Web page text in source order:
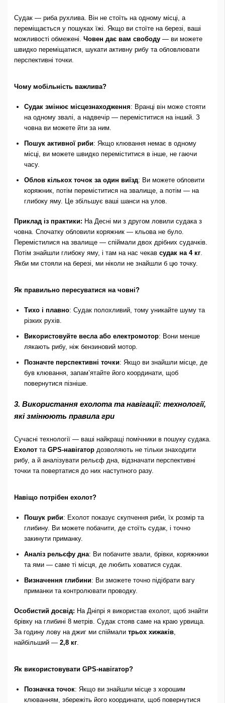
Судак — риба рухлива. Він не стоїть на одному місці, а
переміщається у пошуках їжі. Якщо ви стоїте на березі, ваші
можливості обмежені. Човен дає вам свободу— ви можете
швидко переміщатися, шукати активну рибу та обловлювати
перспективні точки.
Чому мобільність важлива?
Судак змінює місцезнаходження: Вранці він може стояти
на одному звалі, а надвечір — переміститися на інший. З
човна ви можете йти за ним.
Пошук активної риби: Якщо клювання немає в одному
місці, ви можете швидко переміститися в інше, не гаючи
часу.
Облов кількох точок за один виїзд: Ви можете обловити
коряжник, потім переміститися на звалище, а потім — на
глибоку яму. Це збільшує ваші шанси на улов.
Приклад із практики: На Десні ми з другом ловили судака з
човна. Спочатку обловили коряжник — кльова не було.
Перемістилися на звалище — спіймали двох дрібних судачків.
Потім знайшли глибоку яму, і там на нас чекав судак на 4 кг.
Якби ми стояли на березі, ми ніколи не знайшли б цю точку.
Як правильно пересуватися на човні?
Тихо і плавно: Судак полохливий, тому уникайте шуму та
різких рухів.
Використовуйте весла або електромотор: Вони менше
лякають рибу, ніж бензиновий мотор.
Позначте перспективні точки: Якщо ви знайшли місце, де
був клювання, запам’ятайте його координати, щоб
повернутися пізніше.
3. Використання ехолота та навігації: технології,
які змінюють правила гри
Сучасні технології — ваші найкращі помічники в пошуку судака.
Ехолотта GPS-навігатордозволяють не тільки знаходити
рибу, а й аналізувати рельєф дна, відзначати перспективні
точки та повертатися до них наступного разу.
Навіщо потрібен ехолот?
Пошук риби: Ехолот показує скупчення риби, їх розмір та
глибину. Ви можете побачити, де стоїть судак, і точно
закинути приманку.
Аналіз рельєфу дна: Ви побачите звали, брівки, коряжники
та ями — саме ті місця, де любить ховатися судак.
Визначення глибини: Ви зможете точно підібрати вагу
приманки та контролювати проводку.
Особистий досвід: На Дніпрі я використав ехолот, щоб знайти
брівку на глибині 8 метрів. Судак стояв саме на краю урвища.
За годину лову на джиг ми спіймали трьох хижаків,
найбільший — 2,8 кг.
Як використовувати GPS-навігатор?
Позначка точок: Якщо ви знайшли місце з хорошим
клюванням, збережіть його координати, щоб повернутися